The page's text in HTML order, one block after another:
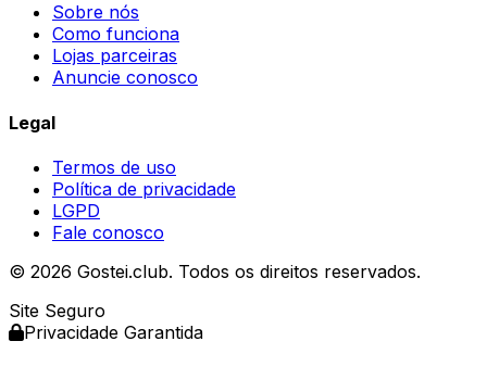
Sobre nós
Como funciona
Lojas parceiras
Anuncie conosco
Legal
Termos de uso
Política de privacidade
LGPD
Fale conosco
© 2026 Gostei.club. Todos os direitos reservados.
Site Seguro
Privacidade Garantida